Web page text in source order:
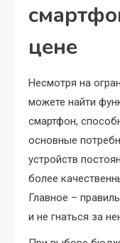
цене
Несмотря на
можете найти
смартфон,
основные
устройств
более
Главное –
и не гнаться за